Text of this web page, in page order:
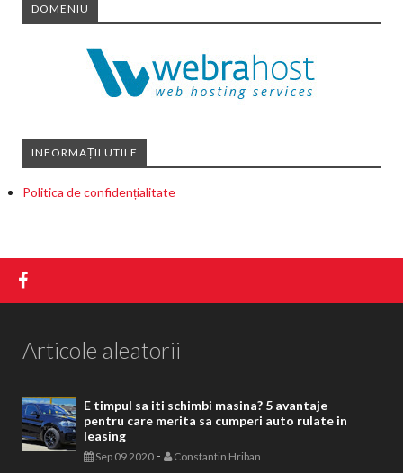
DOMENIU
INFORMAȚII UTILE
Politica de confidențialitate
Articole aleatorii
E timpul sa iti schimbi masina? 5 avantaje
pentru care merita sa cumperi auto rulate in
leasing
Sep 09 2020 - Constantin Hriban